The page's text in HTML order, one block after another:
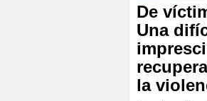
De
Una
la